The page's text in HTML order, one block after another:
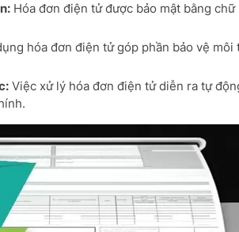
Hóa đơn điện tử được bảo mật bằng
hóa đơn điện tử góp phần bảo vệ
Việc xử lý hóa đơn điện tử diễn ra tự